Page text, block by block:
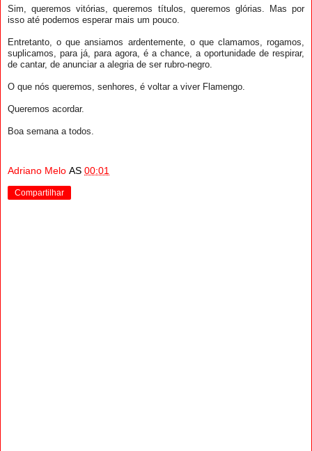
Sim, queremos vitórias, queremos títulos, queremos glórias. Mas por
isso até podemos esperar mais um pouco.
Entretanto, o que ansiamos ardentemente, o que clamamos, rogamos,
suplicamos, para já, para agora, é a chance, a oportunidade de respirar,
de cantar, de anunciar a alegria de ser rubro-negro.
O que nós queremos, senhores, é voltar a viver Flamengo.
Queremos acordar.
Boa semana a todos.
Adriano Melo AS 00:01
Compartilhar